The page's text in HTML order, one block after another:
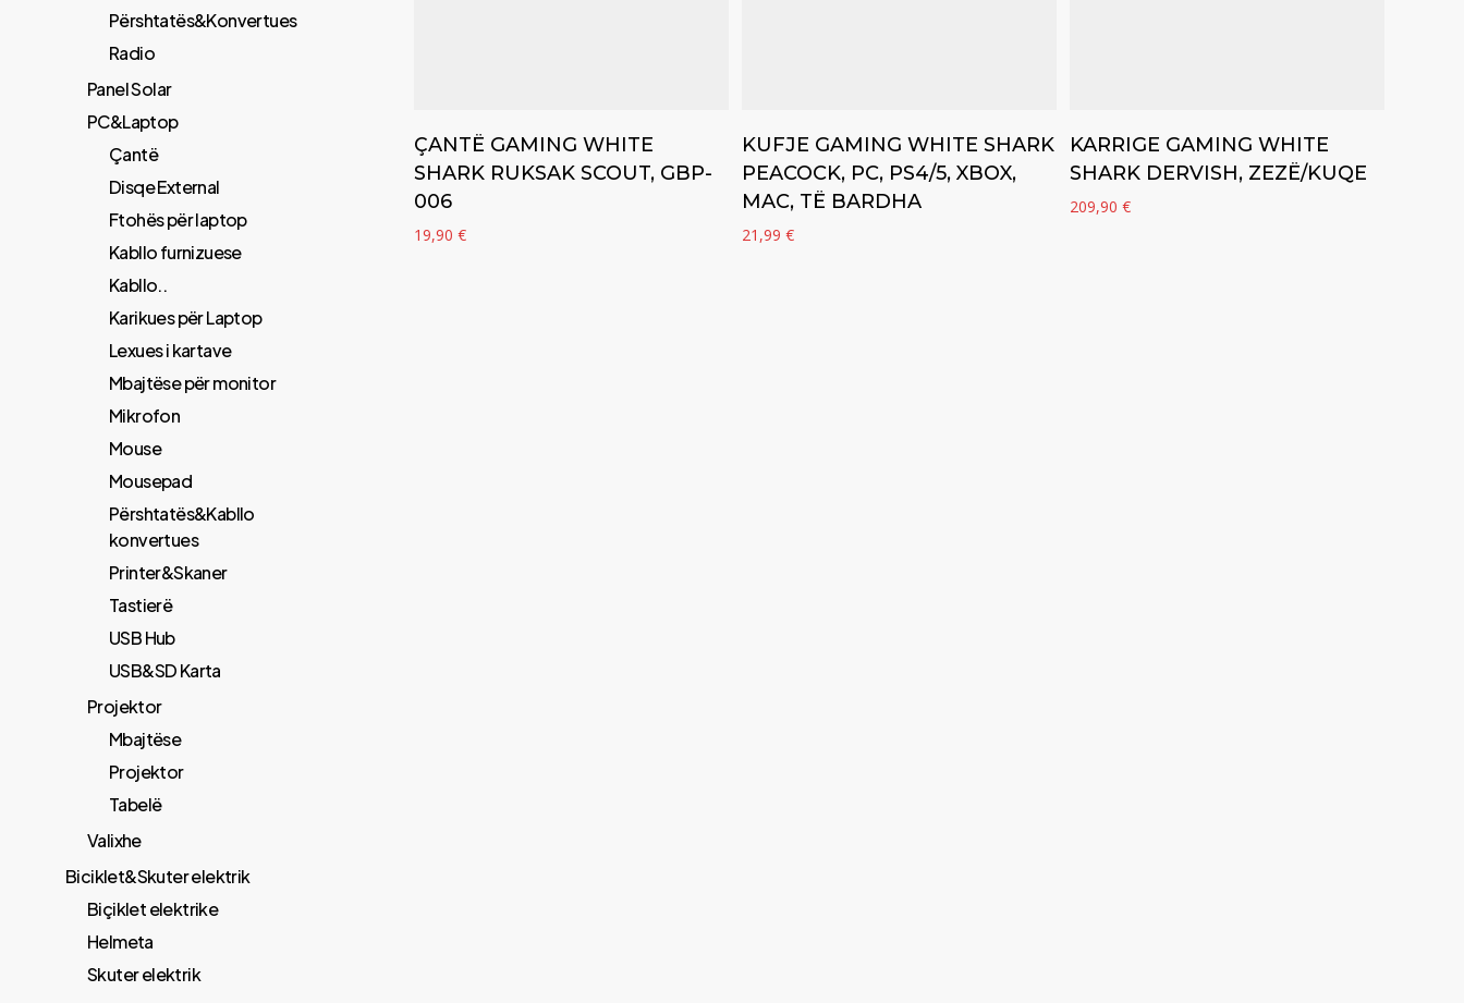
Përshtatës&Konvertues
Radio
Panel Solar
PC&Laptop
Çantë
Disqe External
Ftohës për laptop
Kabllo furnizuese
Kabllo..
Karikues për Laptop
Lexues i kartave
Mbajtëse për monitor
Mikrofon
Mouse
Mousepad
Përshtatës&Kabllo
konvertues
Printer&Skaner
Tastierë
USB Hub
USB&SD Karta
Projektor
Mbajtëse
Projektor
Tabelë
Valixhe
Biciklet&Skuter elektrik
Biçiklet elektrike
Helmeta
Skuter elektrik
ÇANTË GAMING WHITE
SHARK RUKSAK SCOUT, GBP-
006
19,90 €
KUFJE GAMING WHITE SHARK
PEACOCK, PC, PS4/5, XBOX,
MAC, TË BARDHA
21,99 €
KARRIGE GAMING WHITE
SHARK DERVISH, ZEZË/KUQE
209,90€